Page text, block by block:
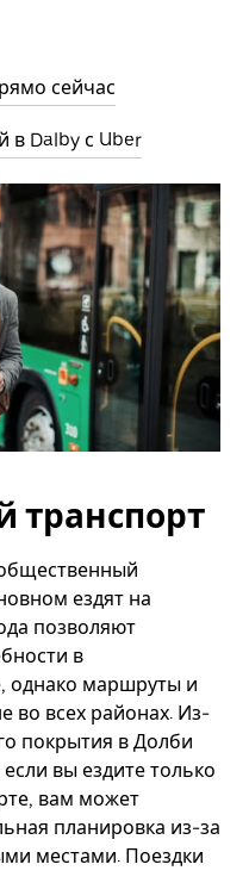
сейчас
в Dalby с Uber
транспорт
ездят на
позволяют
в
однако маршруты и
во всех районах. Из-
покрытия в Долби
вы ездите только
вам может
планировка из-за
местами. Поездки